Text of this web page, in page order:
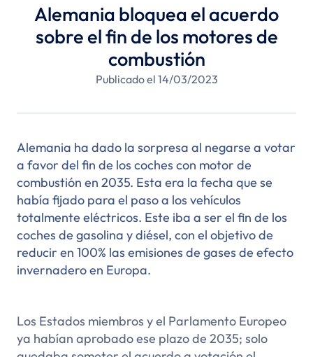
Alemania bloquea el acuerdo
sobre el fin de los motores de
combustión
Publicado el 14/03/2023
Alemania ha dado la sorpresa al negarse a votar
a favor del fin de los coches con motor de
combustión en 2035. Esta era la fecha que se
había fijado para el paso a los vehículos
totalmente eléctricos. Este iba a ser el fin de los
coches de gasolina y diésel, con el objetivo de
reducir en 100% las emisiones de gases de efecto
invernadero en Europa.
Los Estados miembros y el Parlamento Europeo
ya habían aprobado ese plazo de 2035; solo